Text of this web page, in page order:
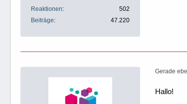
Reaktionen
502
Beiträge
47.220
Gerade
Hallo!